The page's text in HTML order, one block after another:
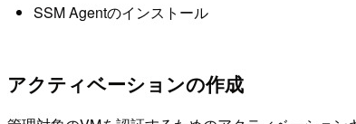
SSM Agentのインストール
アクティベーションの作成